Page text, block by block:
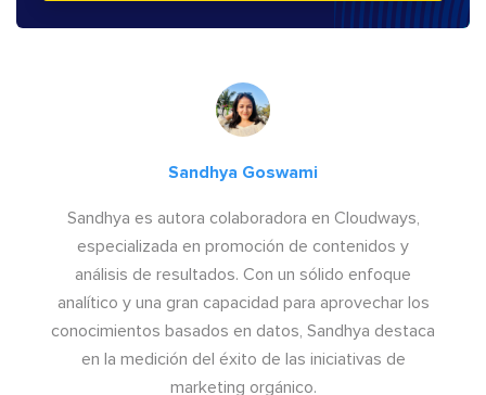
Sandhya Goswami
Sandhya es autora colaboradora en Cloudways,
especializada en promoción de contenidos y
análisis de resultados. Con un sólido enfoque
analítico y una gran capacidad para aprovechar los
conocimientos basados en datos, Sandhya destaca
en la medición del éxito de las iniciativas de
marketing orgánico.